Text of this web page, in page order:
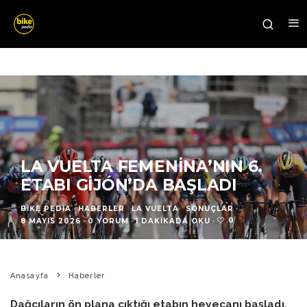
LA VUELTA FEMENINA’NIN 6.
ETABI GIJÓN’DA BAŞLADI
BIKE PEDIA · HABERLER LA VUELTA SONUÇLAR ·
8 MAYIS 2026 · 0 YORUM · 1 DAKIKADA OKU · 0
Anasayfa Haberler
Dağcıların ön plana çıktığı etabın heyecanı başladı.